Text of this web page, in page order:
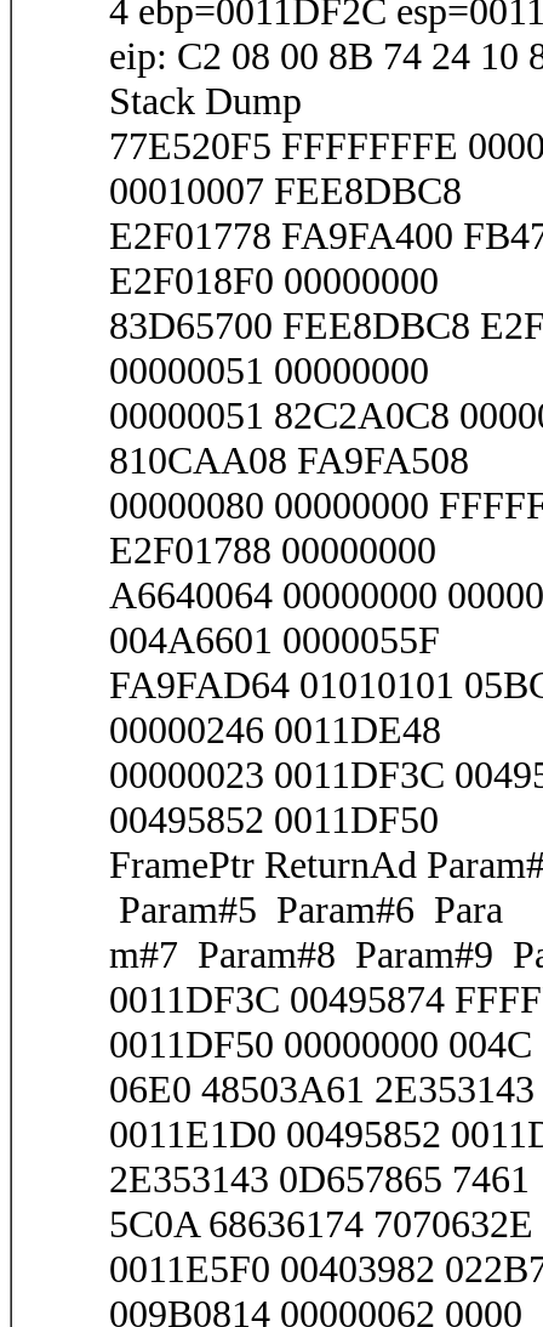
4 ebp=0011DF2C
eip: C2 08 00 8B 74 24 10
Stack Dump
77E520F5 FFFFFFFE
00010007 FEE8DBC8
E2F01778 FA9FA400
E2F018F0 00000000
83D65700 FEE8DBC8
00000051 00000000
00000051 82C2A0C8
810CAA08 FA9FA508
00000080 00000000
E2F01788 00000000
A6640064 00000000
004A6601 0000055F
FA9FAD64 01010101
00000246 0011DE48
00000023 0011DF3C
00495852 0011DF50
FramePtr ReturnAd
Param#5 Param#6 Para
m#7 Param#8 Param#9
0011DF3C 00495874
0011DF50 00000000 004C
06E0 48503A61
0011E1D0 00495852
2E353143 0D657865 7461
5C0A 68636174
0011E5F0 00403982
009B0814 00000062 0000